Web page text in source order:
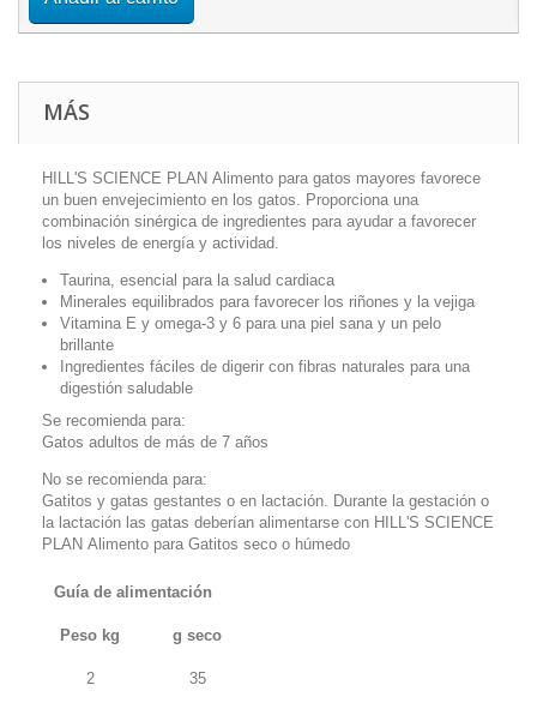
MÁS
HILL'S SCIENCE PLAN Alimento para gatos mayores favorece
un buen envejecimiento en los gatos. Proporciona una
combinación sinérgica de ingredientes para ayudar a favorecer
los niveles de energía y actividad.
Taurina, esencial para la salud cardiaca
Minerales equilibrados para favorecer los riñones y la vejiga
Vitamina E y omega-3 y 6 para una piel sana y un pelo
brillante
Ingredientes fáciles de digerir con fibras naturales para una
digestión saludable
Se recomienda para:
Gatos adultos de más de 7 años
No se recomienda para:
Gatitos y gatas gestantes o en lactación. Durante la gestación o
la lactación las gatas deberían alimentarse con HILL'S SCIENCE
PLAN Alimento para Gatitos seco o húmedo
Guía de alimentación
Peso kg g seco
2 35